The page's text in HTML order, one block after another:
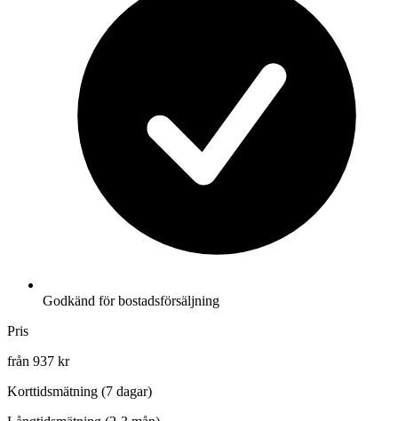
Godkänd för bostadsförsäljning
Pris
från 937 kr
Korttidsmätning (7 dagar)